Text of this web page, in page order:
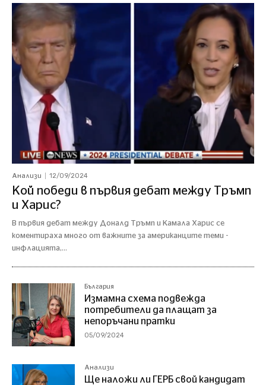
Анализи 12/09/2024
Кой победи в първия дебат между Тръмп
и Харис?
В първия дебат между Доналд Тръмп и Камала Харис се
коментираха много от важните за американците теми -
инфлацията,...
България
Измамна схема подвежда
потребители да плащат за
непоръчани пратки
05/09/2024
Анализи
Ще наложи ли ГЕРБ свой кандидат